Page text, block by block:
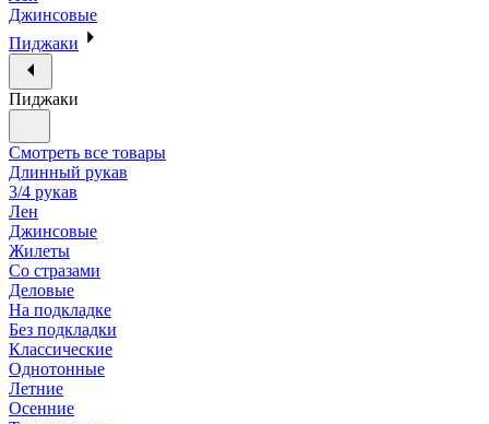
Джинсовые
Пиджаки
Пиджаки
Смотреть все товары
Длинный рукав
3/4 рукав
Лен
Джинсовые
Жилеты
Со стразами
Деловые
На подкладке
Без подкладки
Классические
Однотонные
Летние
Осенние